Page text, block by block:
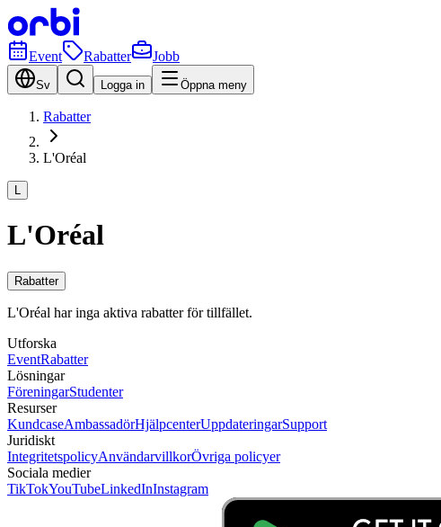
Event Rabatter Jobb
Sv Logga in Öppna meny
Rabatter
L'Oréal
L
L'Oréal
Rabatter
L'Oréal har inga aktiva rabatter för tillfället.
Utforska
EventRabatter
Lösningar
FöreningarStudenter
Resurser
KundcaseAmbassadörHjälpcenterUppdateringarSupport
Juridiskt
IntegritetspolicyAnvändarvillkorÖvriga policyer
Sociala medier
TikTokYouTubeLinkedInInstagram